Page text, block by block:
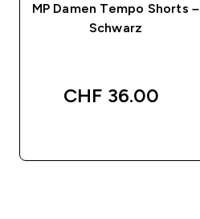
MP Damen Tempo Shorts –
Schwarz
CHF 36.00‎